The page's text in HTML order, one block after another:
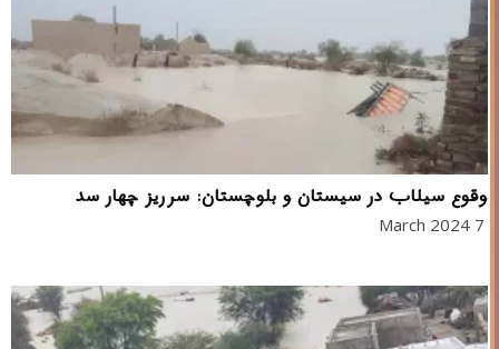
وقوع سیلاب در سیستان و بلوچستان: سرریز چهار سد
7 March 2024